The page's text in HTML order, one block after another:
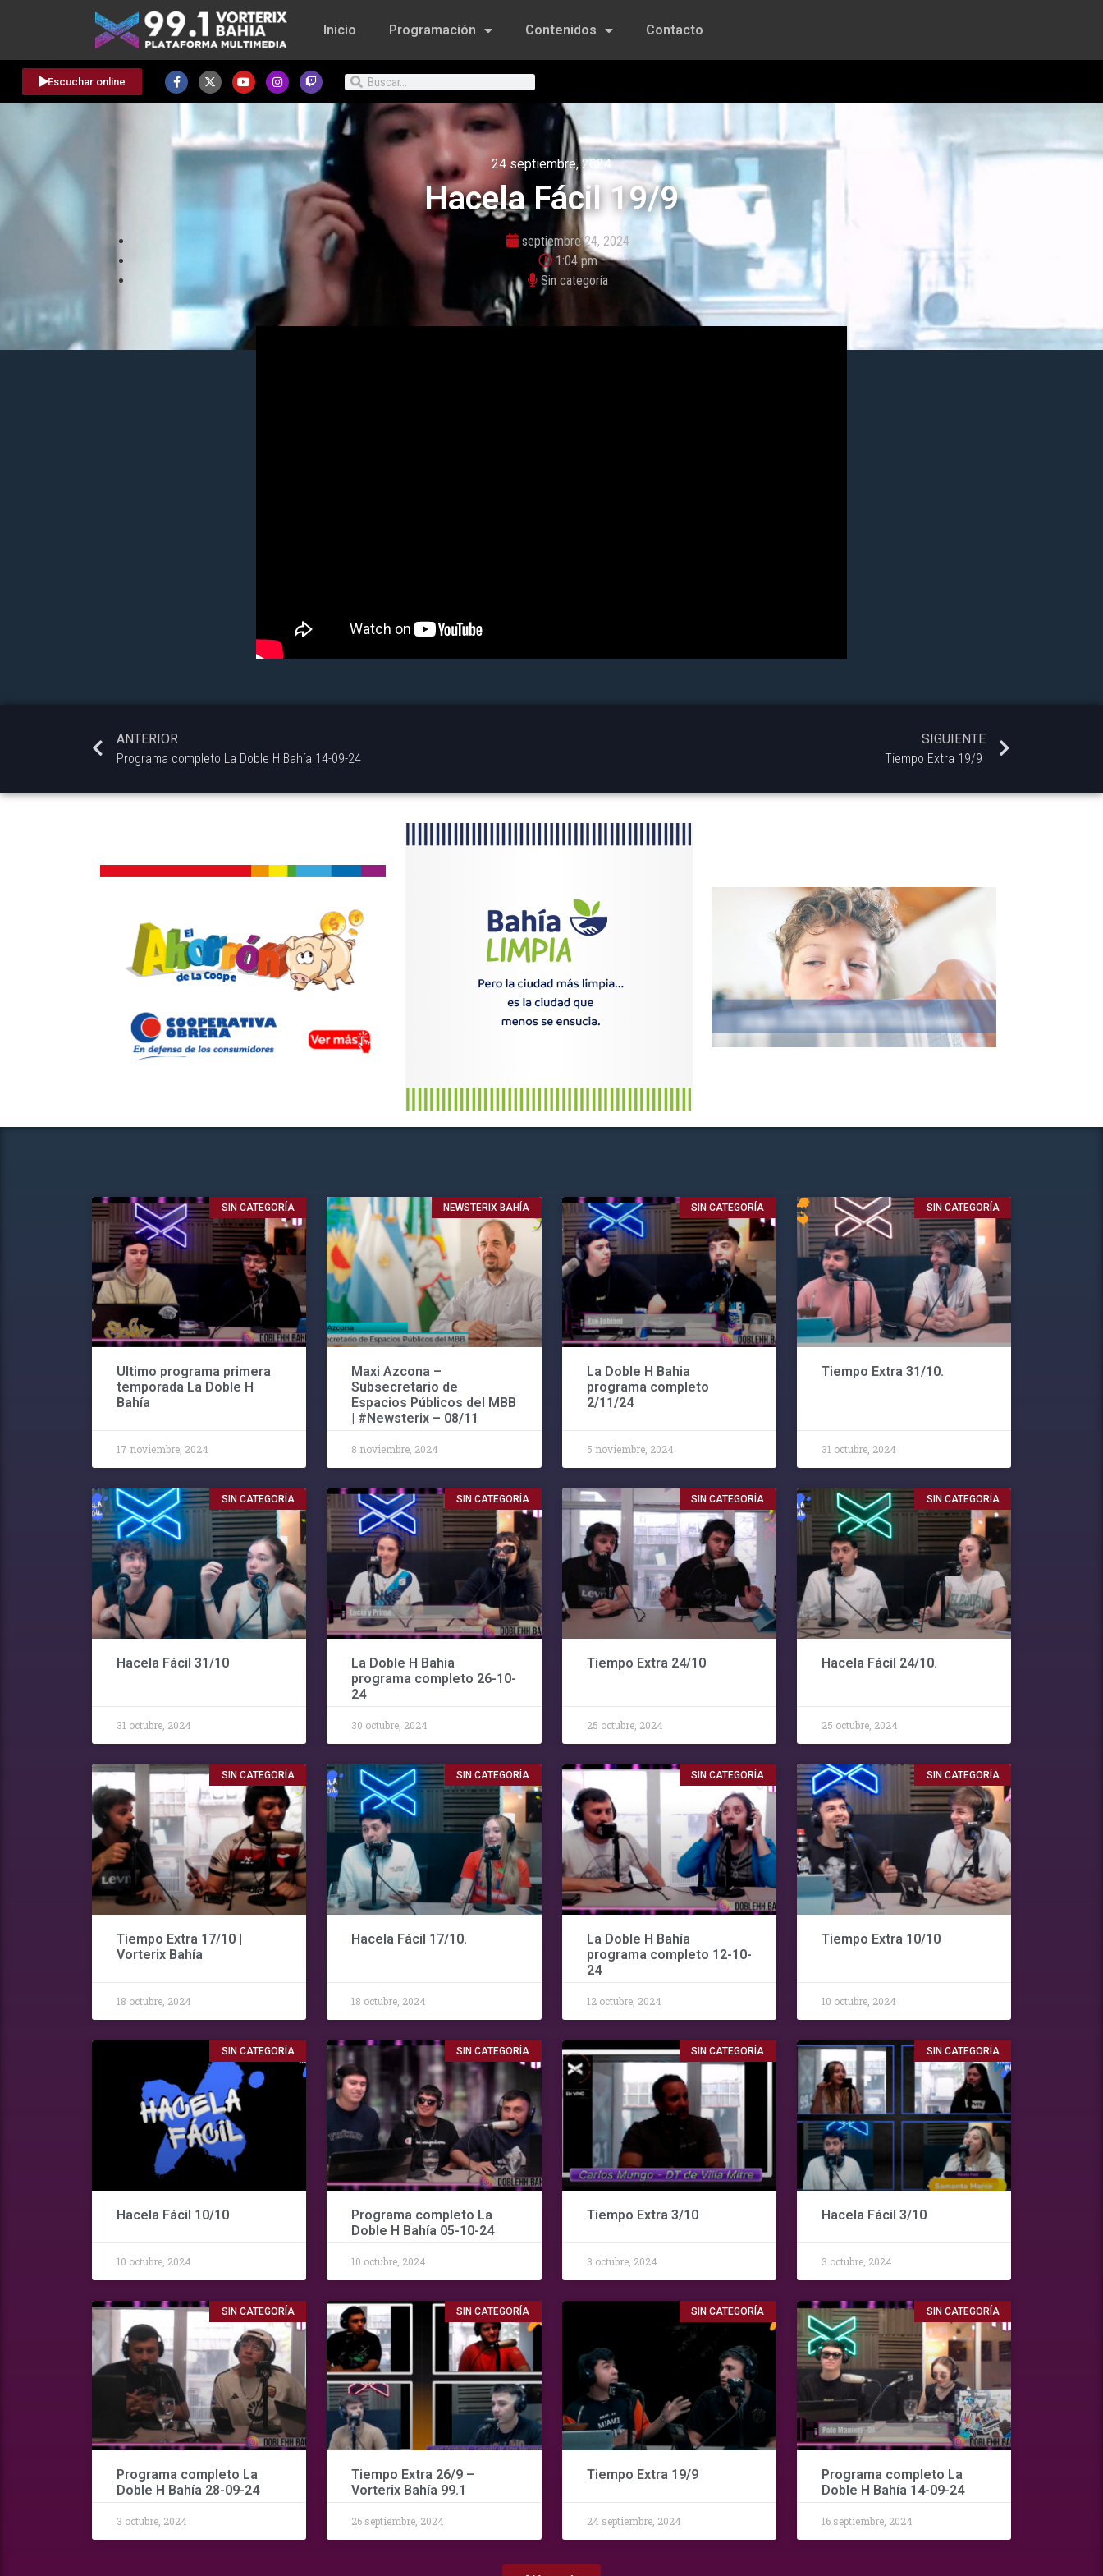
Inicio Programación Contenidos Contacto
Escuchar online
24 septiembre, 2024
Hacela Fácil 19/9
septiembre 24, 2024
1:04 pm
Sin categoría
ANTERIOR
Programa completo La Doble H Bahía 14-09-24
SIGUIENTE
Tiempo Extra 19/9
SIN CATEGORÍA
Ultimo programa primera
temporada La Doble H
Bahía
17 noviembre, 2024
NEWSTERIX BAHÍA
Maxi Azcona –
Subsecretario de
Espacios Públicos del MBB
| #Newsterix – 08/11
8 noviembre, 2024
SIN CATEGORÍA
La Doble H Bahia
programa completo
2/11/24
5 noviembre, 2024
SIN CATEGORÍA
Tiempo Extra 31/10.
31 octubre, 2024
SIN CATEGORÍA
Hacela Fácil 31/10
31 octubre, 2024
SIN CATEGORÍA
La Doble H Bahia
programa completo 26-10-
24
30 octubre, 2024
SIN CATEGORÍA
Tiempo Extra 24/10
25 octubre, 2024
SIN CATEGORÍA
Hacela Fácil 24/10.
25 octubre, 2024
SIN CATEGORÍA
Tiempo Extra 17/10 |
Vorterix Bahía
18 octubre, 2024
SIN CATEGORÍA
Hacela Fácil 17/10.
18 octubre, 2024
SIN CATEGORÍA
La Doble H Bahía
programa completo 12-10-
24
12 octubre, 2024
SIN CATEGORÍA
Tiempo Extra 10/10
10 octubre, 2024
SIN CATEGORÍA
Hacela Fácil 10/10
10 octubre, 2024
SIN CATEGORÍA
Programa completo La
Doble H Bahía 05-10-24
10 octubre, 2024
SIN CATEGORÍA
Tiempo Extra 3/10
3 octubre, 2024
SIN CATEGORÍA
Hacela Fácil 3/10
3 octubre, 2024
SIN CATEGORÍA
Programa completo La
Doble H Bahía 28-09-24
3 octubre, 2024
SIN CATEGORÍA
Tiempo Extra 26/9 –
Vorterix Bahía 99.1
26 septiembre, 2024
SIN CATEGORÍA
Tiempo Extra 19/9
24 septiembre, 2024
SIN CATEGORÍA
Programa completo La
Doble H Bahía 14-09-24
16 septiembre, 2024